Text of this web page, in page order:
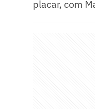
placar, com